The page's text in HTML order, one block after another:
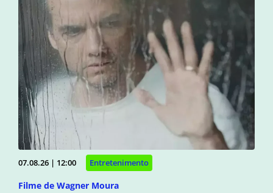
07.08.26 | 12:00 Entretenimento
Filme de Wagner Moura